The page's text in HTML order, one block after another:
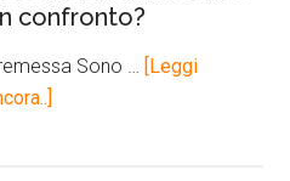
confronto?
Sono …
[Leggi